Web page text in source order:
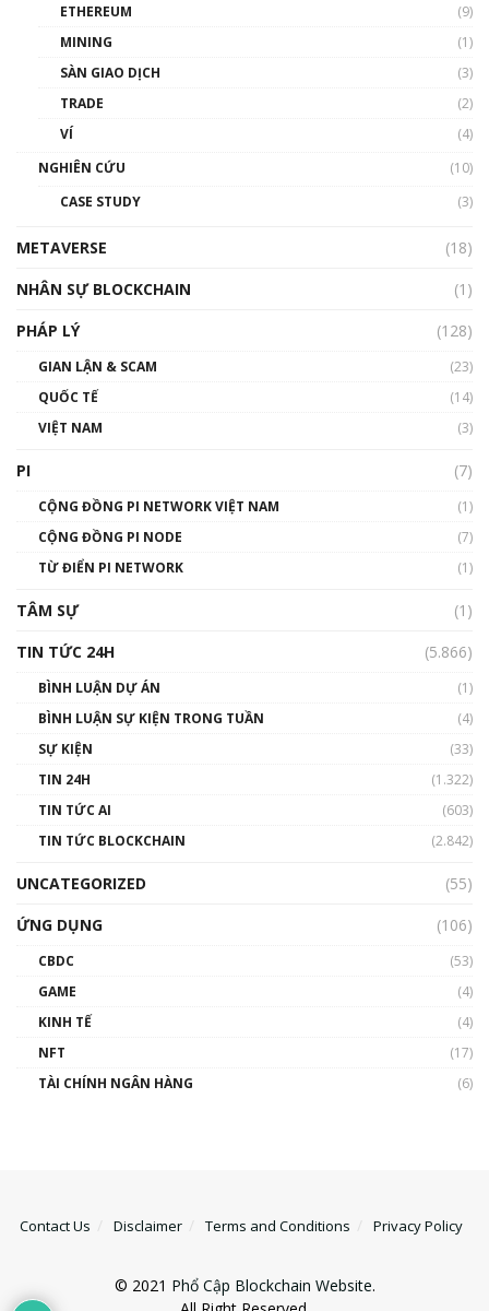
thống & Crypto qua các cuộc chiến | Phổ cập
01:32:59
gió ấm
Talkshow 14: MemeCoin – Trò đùa tỷ đô
01:29:26
ETHEREUM
(9)
MINING
(1)
SÀN GIAO DỊCH
(3)
TRADE
(2)
VÍ
(4)
NGHIÊN CỨU
(10)
CASE STUDY
(3)
METAVERSE
(18)
NHÂN SỰ BLOCKCHAIN
(1)
PHÁP LÝ
(128)
GIAN LẬN & SCAM
(23)
QUỐC TẾ
(14)
VIỆT NAM
(3)
PI (7)
CỘNG ĐỒNG PI NETWORK VIỆT NAM
(1)
CỘNG ĐỒNG PI NODE
(7)
TỪ ĐIỂN PI NETWORK
(1)
TÂM SỰ
(1)
TIN TỨC 24H
(5.866)
BÌNH LUẬN DỰ ÁN
(1)
BÌNH LUẬN SỰ KIỆN TRONG TUẦN
(4)
SỰ KIỆN
(33)
TIN 24H
(1.322)
TIN TỨC AI
(603)
TIN TỨC BLOCKCHAIN
(2.842)
UNCATEGORIZED
(55)
ỨNG DỤNG
(106)
CBDC
(53)
GAME
(4)
KINH TẾ
(4)
NFT
(17)
TÀI CHÍNH NGÂN HÀNG
(6)
Contact Us Disclaimer Terms and Conditions Privacy Policy
© 2021 Phổ Cập Blockchain Website.